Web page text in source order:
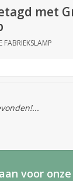
met
FABRIEKSLAMP
voor